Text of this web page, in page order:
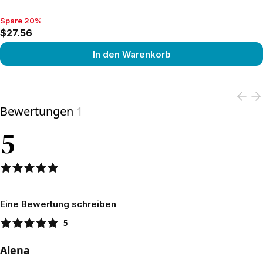
Spare 20%, $27.56
Spare 20%
$27.56
In den Warenkorb
Bewertungen 1
5
Eine Bewertung schreiben
5
Alena